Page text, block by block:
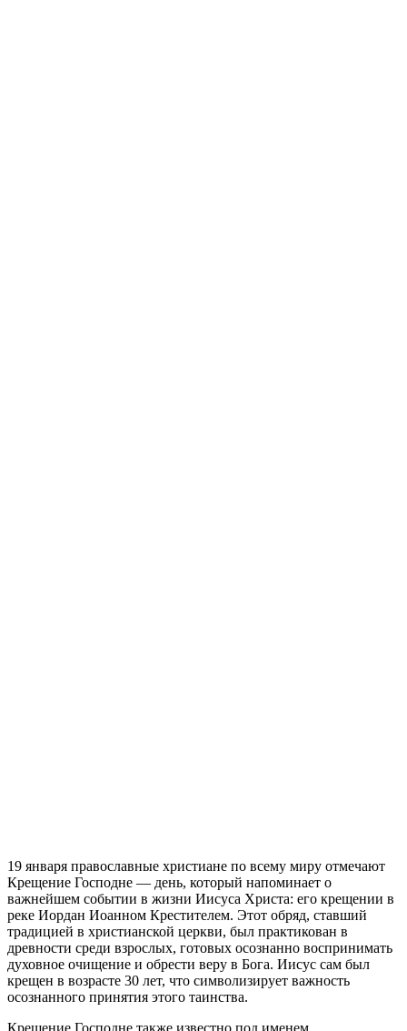
19 января православные христиане по всему миру отмечают
Крещение Господне — день, который напоминает о
важнейшем событии в жизни Иисуса Христа: его крещении в
реке Иордан Иоанном Крестителем. Этот обряд, ставший
традицией в христианской церкви, был практикован в
древности среди взрослых, готовых осознанно воспринимать
духовное очищение и обрести веру в Бога. Иисус сам был
крещен в возрасте 30 лет, что символизирует важность
осознанного принятия этого таинства.